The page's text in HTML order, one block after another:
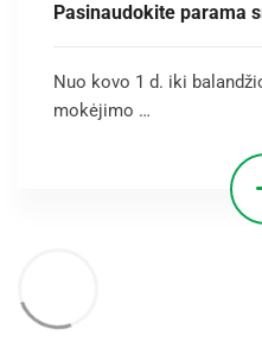
Pasinaudokite parama
Nuo kovo 1 d. iki
mokėjimo …